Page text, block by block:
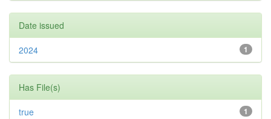
Date issued
1
2024
Has File(s)
1
true